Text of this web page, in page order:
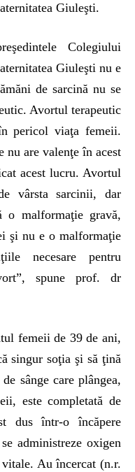
Giuleşti.
Colegiului
Giuleşti nu e
de sarcină nu se
Avortul terapeutic
pericol viaţa femeii.
nu are valenţe în acest
acest lucru. Avortul
vârsta sarcinii, dar
o malformaţie gravă,
şi nu e o malformaţie
necesare pentru
spune prof. dr
femeii de 39 de ani,
singur soţia şi să ţină
sânge care plângea,
este completată de
dus într-o încăpere
administreze oxigen
Au încercat (n.r.